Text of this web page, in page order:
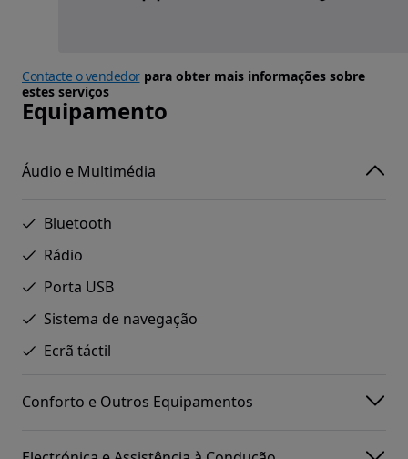
Contacte o vendedorpara obter mais informações sobre
estes serviços
Equipamento
Áudio e Multimédia
Bluetooth
Rádio
Porta USB
Sistema de navegação
Ecrã táctil
Conforto e Outros Equipamentos